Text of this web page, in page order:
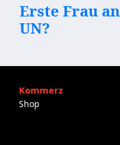
Erste Frau
UN?
Kommerz
Shop